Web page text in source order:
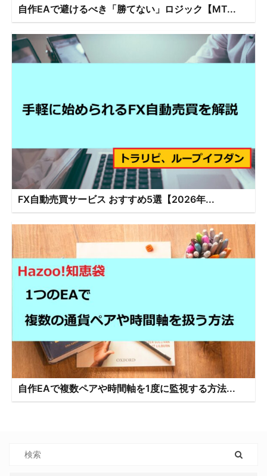
自作EAで避けるべき「勝てない」ロジック【MT...
FX自動売買サービス おすすめ5選【2026年...
自作EAで複数ペアや時間軸を1度に監視する方法...